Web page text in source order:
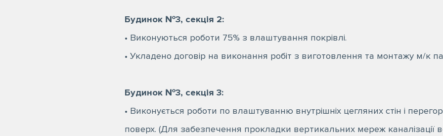
Будинок №3, секція 2:
• Виконуються роботи 75% з влаштування покрівлі.
• Укладено договір на виконання робіт з виготовлення та монтажу м/к
Будинок №3, секція 3:
• Виконується роботи по влаштуванню внутрішніх цегляних стін і
поверх. (Для забезпечення прокладки вертикальних мереж каналізації